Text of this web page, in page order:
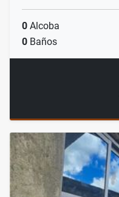
0 Alcoba
0 Baños